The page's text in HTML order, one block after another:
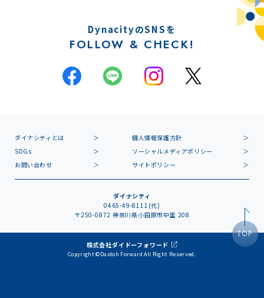
DynacityのSNSを
FOLLOW & CHECK!
ダイナシティとは
個人情報保護方針
SDGs
ソーシャルメディアポリシー
お問い合わせ
サイトポリシー
ダイナシティ
0465-49-8111(代)
〒250-0872 神奈川県小田原市中里 208
TOP
株式会社ダイドーフォワード
Copyright ©Daidoh Forward All Right Reserved.